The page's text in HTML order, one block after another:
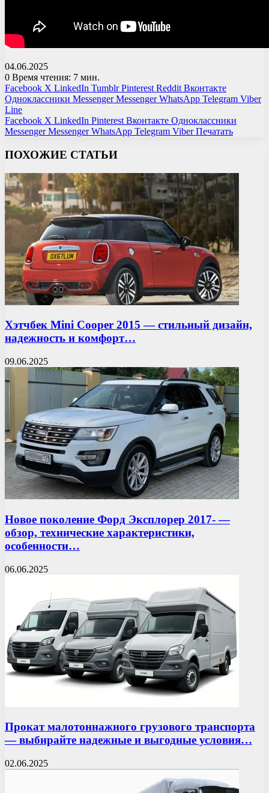
04.06.2025
0 Время чтения: 7 мин.
Facebook X LinkedIn Tumblr Pinterest Reddit Вконтакте
Одноклассники Messenger Messenger WhatsApp Telegram Viber
Line
Facebook X LinkedIn Pinterest Вконтакте Одноклассники
Messenger Messenger WhatsApp Telegram Viber Печатать
ПОХОЖИЕ СТАТЬИ
Хэтчбек Mini Cooper 2015 — стильный дизайн,
надежность и комфорт…
09.06.2025
Новое поколение Форд Эксплорер 2017- —
обзор, технические характеристики,
особенности…
06.06.2025
Прокат малотоннажного грузового транспорта
— выбирайте надежные и выгодные условия…
02.06.2025